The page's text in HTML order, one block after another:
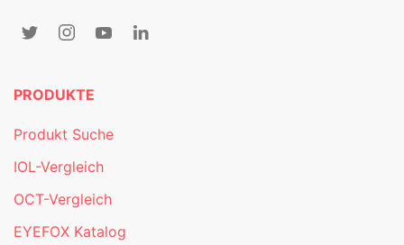
PRODUKTE
Produkt Suche
IOL-Vergleich
OCT-Vergleich
EYEFOX Katalog